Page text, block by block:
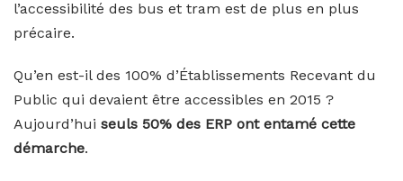
l’accessibilité des bus et tram est de plus en plus
précaire.
Qu’en est-il des 100% d’Établissements Recevant du
Public qui devaient être accessibles en 2015 ?
Aujourd’hui seuls 50% des ERP ont entamé cette
démarche.